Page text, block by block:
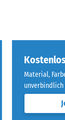
Material,